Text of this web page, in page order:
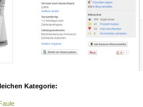
Kategorie: